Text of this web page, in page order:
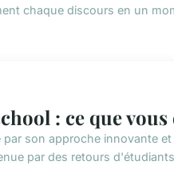
chaque discours en un
: ce que vous
son approche innovante
par des retours